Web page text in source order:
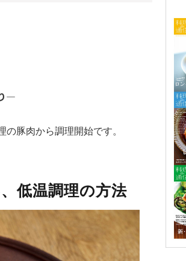
―
豚肉から調理開始です。
低温調理の方法